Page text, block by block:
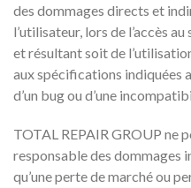
des dommages directs et
l’utilisateur, lors de l’accès
et résultant soit de
aux spécifications indiquées
d’un bug ou d’une
TOTAL REPAIR GROUP ne
responsable des dommages
qu’une perte de marché ou